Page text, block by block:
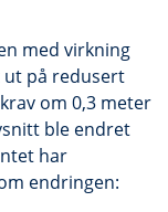
med virkning
ut på redusert
om 0,3 meter
ble endret
har
endringen: